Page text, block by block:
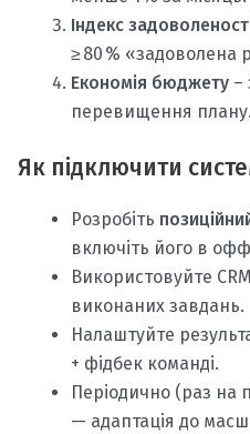
Індекс
≥ 80 % «задоволена
Економія бюджету –
перевищення плану.
Як підключити
Розробіть
включіть його в
Використовуйте
виконаних завдань.
Налаштуйте
+ фідбек команді.
Періодично (раз на
— адаптація до